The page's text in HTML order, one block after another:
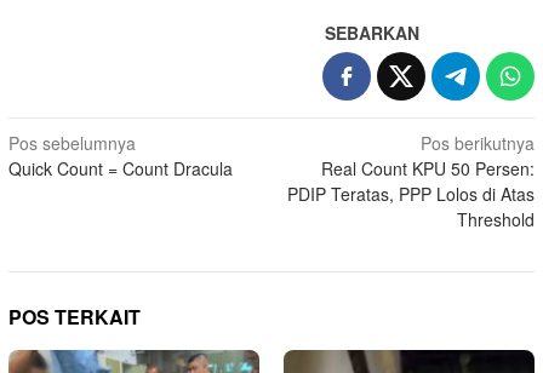
SEBARKAN
Navigasi
pos
Pos sebelumnya
Quick Count = Count Dracula
Pos berikutnya
Real Count KPU 50 Persen:
PDIP Teratas, PPP Lolos di Atas
Threshold
POS TERKAIT